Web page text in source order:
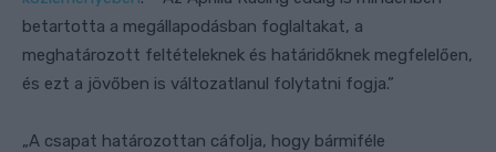
betartotta a megállapodásban foglaltakat, a
meghatározott feltételeknek és határidőknek megfelelően,
és ezt a jövőben is változatlanul folytatni fogja.”
„A csapat határozottan cáfolja, hogy bármiféle